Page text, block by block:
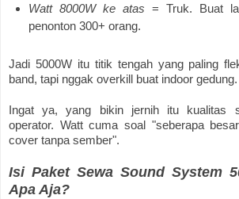
Watt 8000W ke atas = Truk. Buat
penonton 300+ orang.
Jadi 5000W itu titik tengah yang paling
band, tapi nggak overkill buat indoor gedung.
Ingat ya, yang bikin jernih itu kualitas
operator. Watt cuma soal "seberapa
cover tanpa sember".
Isi Paket Sewa Sound System
Apa Aja?